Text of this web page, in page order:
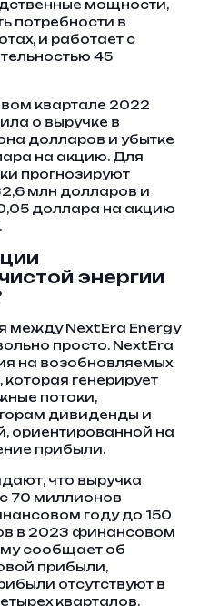
мощности,
потребности в
и работает с
45
квартале 2022
о выручке в
долларов и убытке
на акцию. Для
прогнозируют
млн долларов и
доллара на акцию
энергии
между NextEra Energy
просто. NextEra
на возобновляемых
которая генерирует
потоки,
дивиденды и
ориентированной на
прибыли.
что выручка
70 миллионов
году до 150
в 2023 финансовом
сообщает об
прибыли,
отсутствуют в
кварталов.